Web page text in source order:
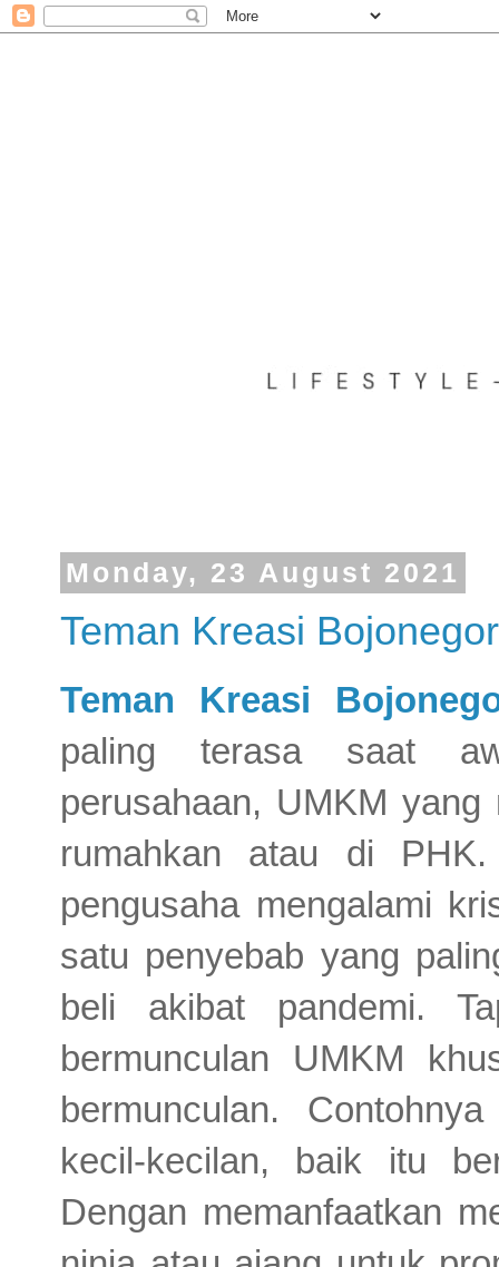
Monday, 23 August 2021
Teman Kreasi
Teman Kreasi
paling terasa saat
perusahaan, UMKM
rumahkan atau di
pengusaha mengalami
satu penyebab yang
beli akibat pandemi.
bermunculan UMKM
bermunculan.
kecil-kecilan, baik itu
Dengan memanfaatkan